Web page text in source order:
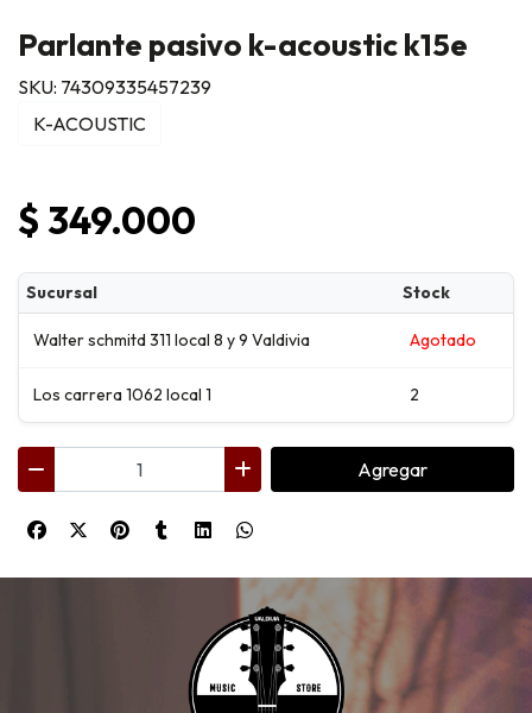
Parlante pasivo k-acoustic k15e
SKU: 74309335457239
K-ACOUSTIC
$ 349.000
Sucursal Stock
Walter schmitd 311 local 8 y 9 Valdivia Agotado
Los carrera 1062 local 1 2
Agregar